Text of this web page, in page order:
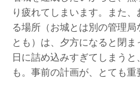
り疲れてしまいます。また
る場所（お城とは別の管理
とも）は、夕方になると閉
日に詰め込みすぎてしまう
も。事前の計画が、とても重